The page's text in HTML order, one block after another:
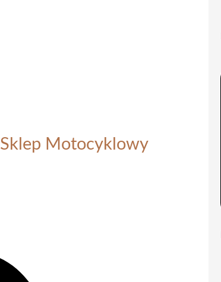
Sklep Motocyklowy